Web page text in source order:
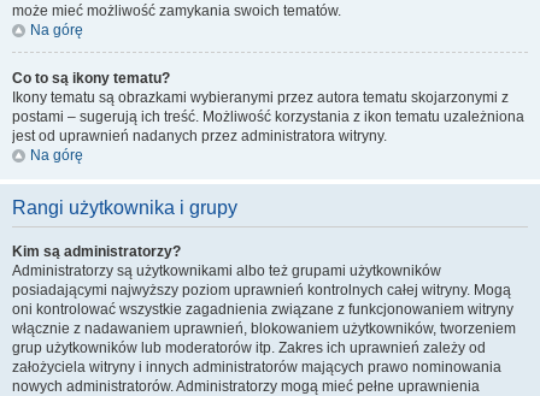
może mieć możliwość zamykania swoich tematów.
Na górę
Co to są ikony tematu?
Ikony tematu są obrazkami wybieranymi przez autora tematu skojarzonymi z
postami – sugerują ich treść. Możliwość korzystania z ikon tematu uzależniona
jest od uprawnień nadanych przez administratora witryny.
Na górę
Rangi użytkownika i grupy
Kim są administratorzy?
Administratorzy są użytkownikami albo też grupami użytkowników
posiadającymi najwyższy poziom uprawnień kontrolnych całej witryny. Mogą
oni kontrolować wszystkie zagadnienia związane z funkcjonowaniem witryny
włącznie z nadawaniem uprawnień, blokowaniem użytkowników, tworzeniem
grup użytkowników lub moderatorów itp. Zakres ich uprawnień zależy od
założyciela witryny i innych administratorów mających prawo nominowania
nowych administratorów. Administratorzy mogą mieć pełne uprawnienia